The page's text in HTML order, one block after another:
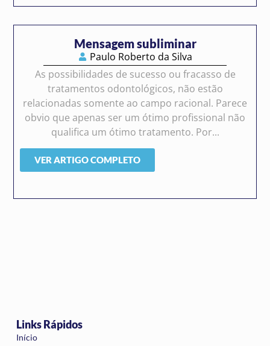
Mensagem subliminar
Paulo Roberto da Silva
As possibilidades de sucesso ou fracasso de
tratamentos odontológicos, não estão
relacionadas somente ao campo racional. Parece
obvio que apenas ser um ótimo profissional não
qualifica um ótimo tratamento. Por...
VER ARTIGO COMPLETO
Links Rápidos
Início